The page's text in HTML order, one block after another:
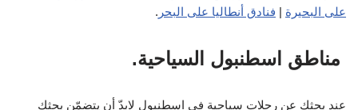
على البحيرة | فنادق أنطاليا على البحر .
مناطق اسطنبول السياحية.
عند بحثك عن رحلات سياحية في اسطنبول لابدّ أن يتضمّن بحثك